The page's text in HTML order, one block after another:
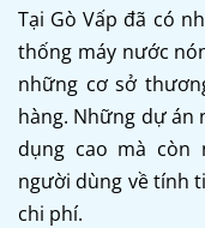
Tại Gò Vấp đã có
thống máy nước
những cơ sở
hàng. Những dự án
dụng cao mà
người dùng về tính
chi phí.